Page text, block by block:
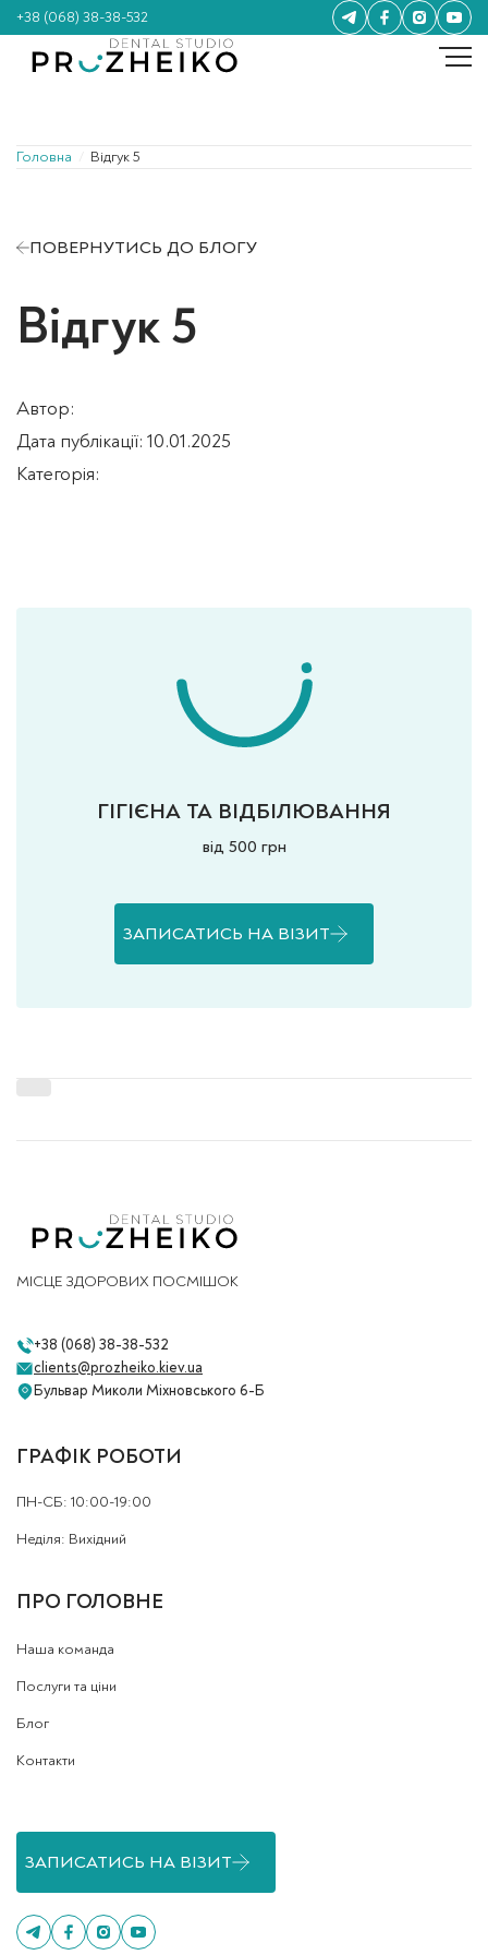
+38 (068) 38-38-532
Головна Відгук 5
ПОВЕРНУТИСЬ ДО БЛОГУ
Відгук 5
Автор:
Дата публікації: 10.01.2025
Категорія:
ГІГІЄНА ТА ВІДБІЛЮВАННЯ
від 500 грн
ЗАПИСАТИСЬ НА ВІЗИТ
МІСЦЕ ЗДОРОВИХ ПОСМІШОК
+38 (068) 38-38-532
clients@prozheiko.kiev.ua
Бульвар Миколи Міхновського 6-Б
ГРАФІК РОБОТИ
ПН-СБ: 10:00-19:00
Неділя: Вихідний
ПРО ГОЛОВНЕ
Наша команда
Послуги та ціни
Блог
Контакти
ЗАПИСАТИСЬ НА ВІЗИТ